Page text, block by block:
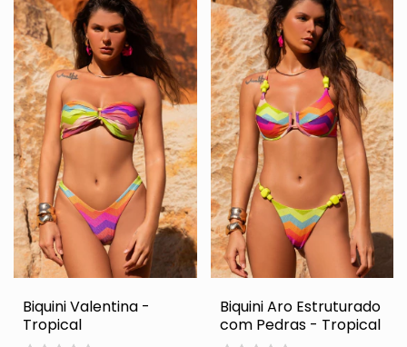
Biquini Valentina -
Tropical
Biquini Aro Estruturado
com Pedras - Tropical